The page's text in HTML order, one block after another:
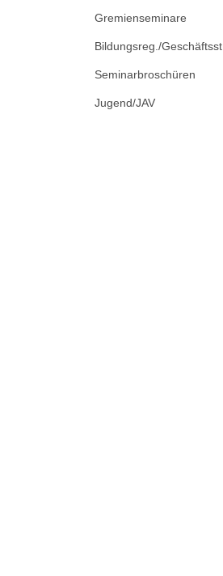
Gremienseminare
Bildungsreg./Geschäftsst.
Seminarbroschüren
Jugend/JAV